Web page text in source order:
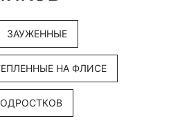
ЗАУЖЕННЫЕ
НА ФЛИСЕ